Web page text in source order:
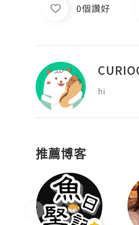
0個讚好
hi
推薦博客